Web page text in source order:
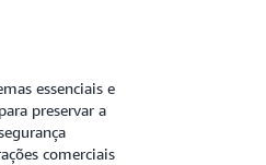
essenciais e
preservar a
comerciais